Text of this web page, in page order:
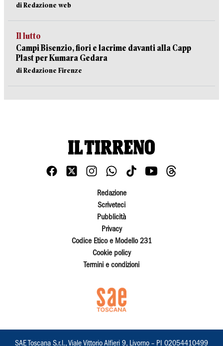
di Redazione web
Il lutto
Campi Bisenzio, fiori e lacrime davanti alla Capp
Plast per Kumara Gedara
di Redazione Firenze
Redazione
Scriveteci
Pubblicità
Privacy
Codice Etico e Modello 231
Cookie policy
Termini e condizioni
SAE Toscana S.r.l., Viale Vittorio Alfieri 9, Livorno – PI 02054410499